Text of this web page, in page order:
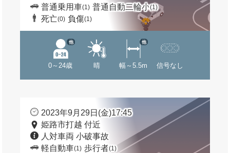
普通乗用車(1) 普通自動二輪小(1)
死亡(0) 負傷(1)
0～24歳
他
晴 幅～5.5m
他
信号なし
2023年9月29日(金)17:45
姫路市打越 付近
人対車両 小破事故
軽自動車(1) 歩行者(1)